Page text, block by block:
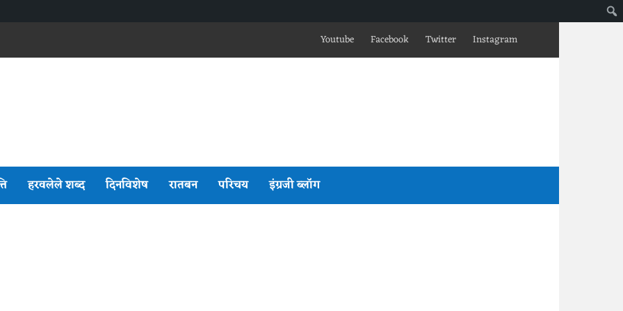
Youtube Facebook Twitter Instagram
हरवलेले शब्द दिनविशेष रातबन परिचय इंग्रजी ब्लॉग